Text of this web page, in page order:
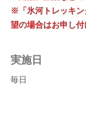
※「氷河トレッキン
望の場合はお申し付
実施日
毎日